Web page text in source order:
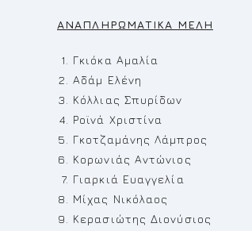
ΑΝΑΠΛΗΡΩΜΑΤΙΚΑ ΜΕΛΗ
Γκιόκα Αμαλία
Αδάμ Ελένη
Κόλλιας Σπυρίδων
Ροϊνά Χριστίνα
Γκοτζαμάνης Λάμπρος
Κορωνιάς Αντώνιος
Γιαρκιά Ευαγγελία
Μίχας Νικόλαος
Κερασιώτης Διονύσιος